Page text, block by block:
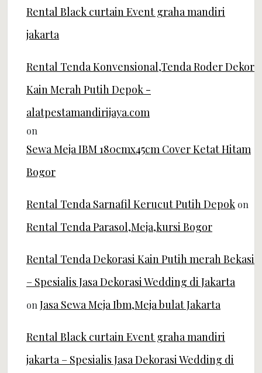
Rental Black curtain Event graha mandiri
jakarta
Rental Tenda Konvensional,Tenda Roder Dekor
Kain Merah Putih Depok -
alatpestamandirijaya.com
on
Sewa Meja IBM 180cmx45cm Cover Ketat Hitam
Bogor
Rental Tenda Sarnafil Kerucut Putih Depok on
Rental Tenda Parasol,Meja,kursi Bogor
Rental Tenda Dekorasi Kain Putih merah Bekasi
– Spesialis Jasa Dekorasi Wedding di Jakarta
on Jasa Sewa Meja Ibm,Meja bulat Jakarta
Rental Black curtain Event graha mandiri
jakarta – Spesialis Jasa Dekorasi Wedding di